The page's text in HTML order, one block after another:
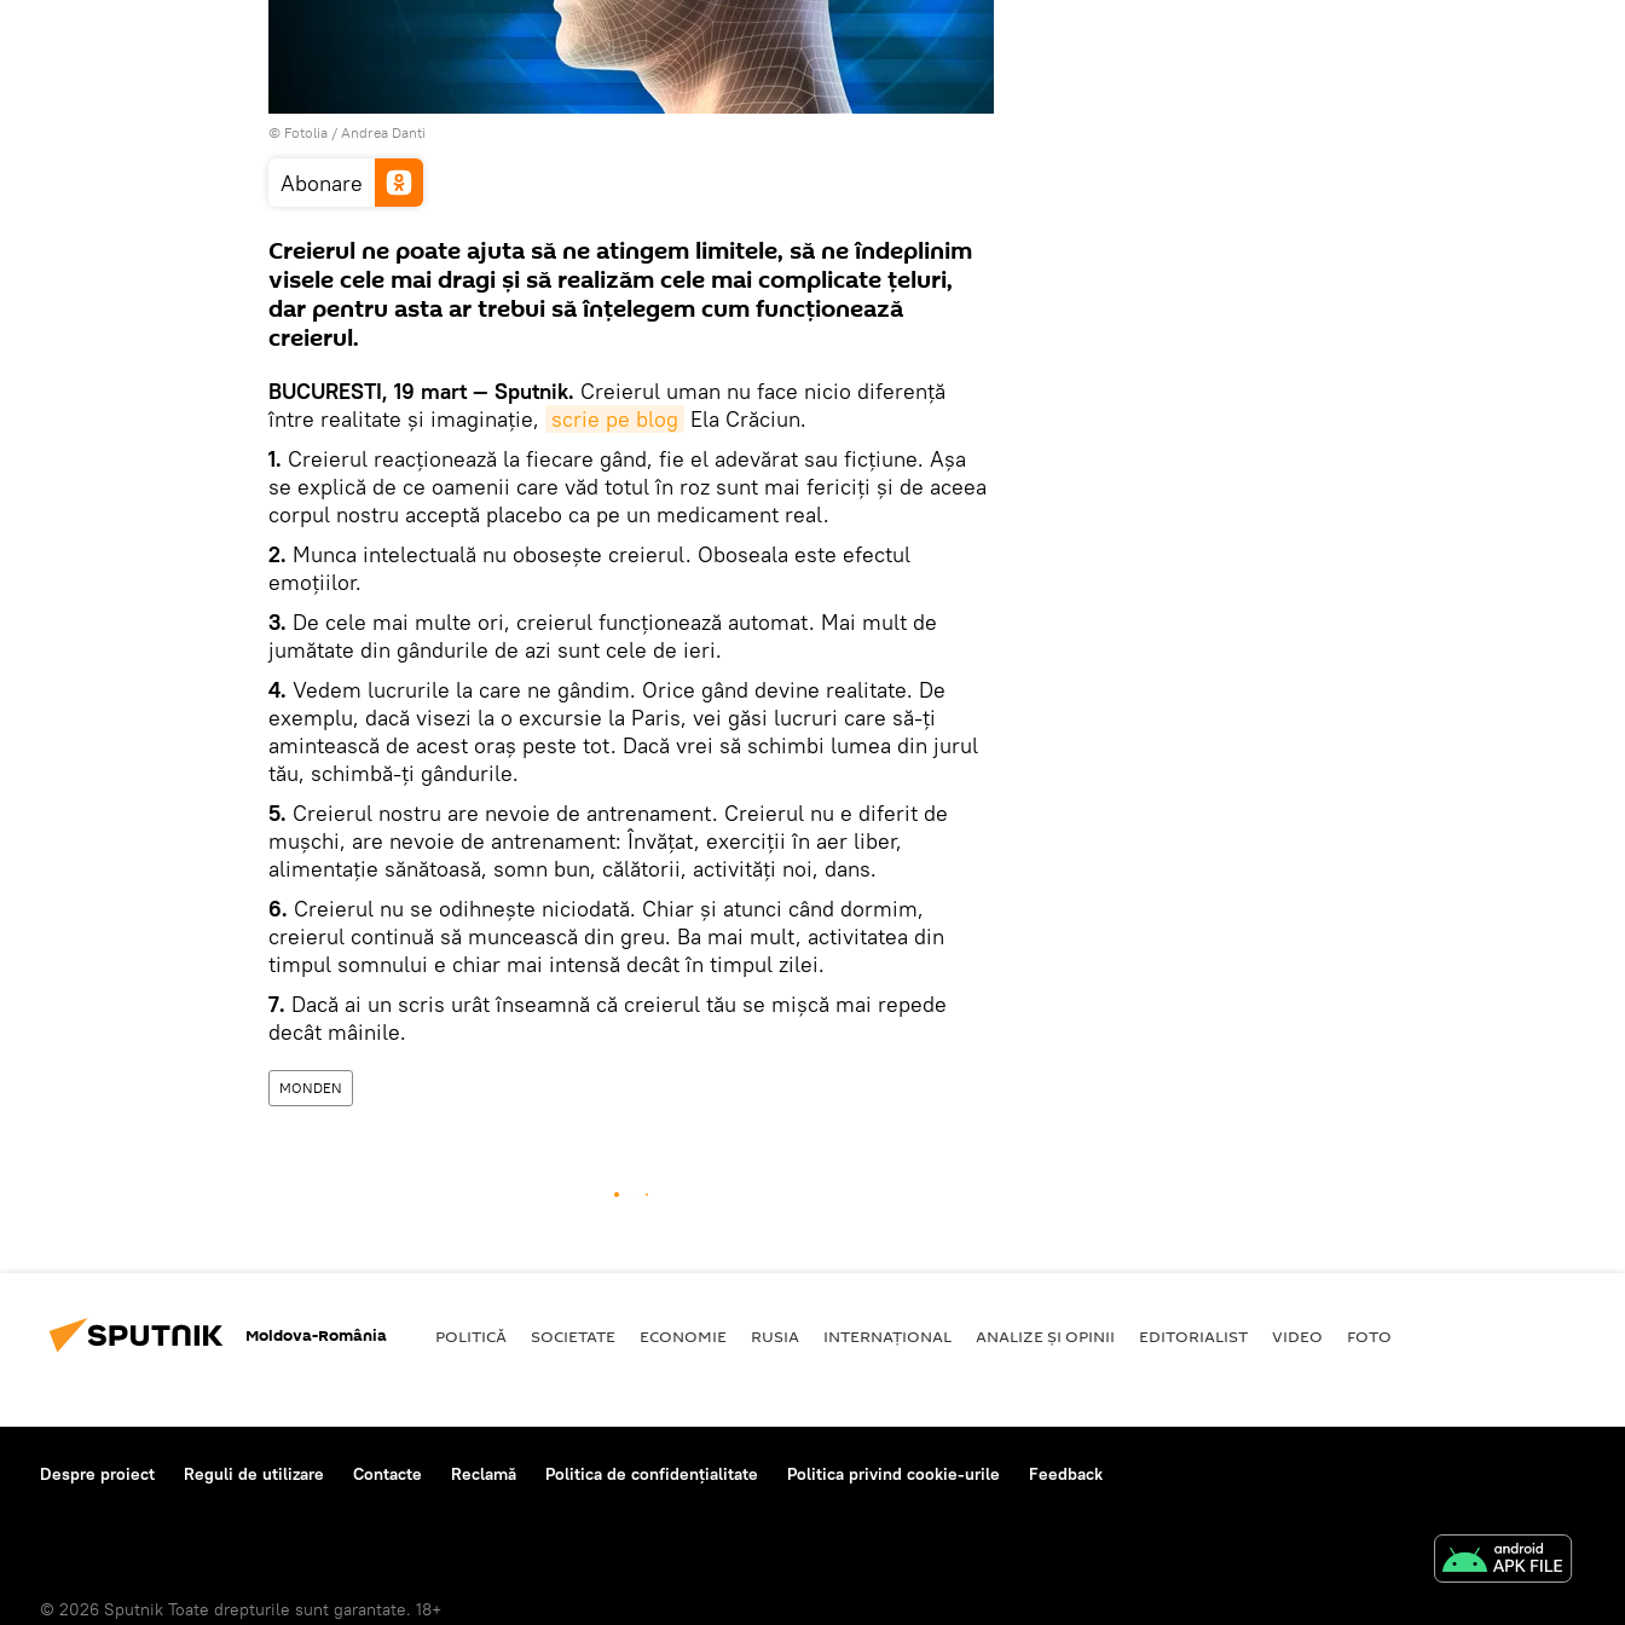
© Fotolia / Andrea Danti
Abonare
Creierul ne poate ajuta să ne atingem limitele, să ne îndeplinim
visele cele mai dragi şi să realizăm cele mai complicate țeluri,
dar pentru asta ar trebui să înțelegem cum funcționează
creierul.
BUCURESTI, 19 mart — Sputnik. Creierul uman nu face nicio diferenţă
între realitate şi imaginaţie, scrie pe blog Ela Crăciun.
1. Creierul reacționează la fiecare gând, fie el adevărat sau ficțiune. Aşa
se explică de ce oamenii care văd totul în roz sunt mai fericiți și de aceea
corpul nostru acceptă placebo ca pe un medicament real.
2. Munca intelectuală nu obosește creierul. Oboseala este efectul
emoţiilor.
3. De cele mai multe ori, creierul funcționează automat. Mai mult de
jumătate din gândurile de azi sunt cele de ieri.
4. Vedem lucrurile la care ne gândim. Orice gând devine realitate. De
exemplu, dacă visezi la o excursie la Paris, vei găsi lucruri care să-ţi
amintească de acest oraș peste tot. Dacă vrei să schimbi lumea din jurul
tău, schimbă-ți gândurile.
5. Creierul nostru are nevoie de antrenament. Creierul nu e diferit de
mușchi, are nevoie de antrenament: Învățat, exerciții în aer liber,
alimentație sănătoasă, somn bun, călătorii, activități noi, dans.
6. Creierul nu se odihnește niciodată. Chiar și atunci când dormim,
creierul continuă să muncească din greu. Ba mai mult, activitatea din
timpul somnului e chiar mai intensă decât în timpul zilei.
7. Dacă ai un scris urât înseamnă că creierul tău se mişcă mai repede
decât mâinile.
MONDEN
Moldova-România POLITICĂ SOCIETATE ECONOMIE RUSIA INTERNAŢIONAL ANALIZE ȘI OPINII EDITORIALIST VIDEO FOTO
Despre proiect Reguli de utilizare Contacte Reclamă Politica de confidențialitate Politica privind cookie-urile Feedback
© 2026 Sputnik Toate drepturile sunt garantate. 18+